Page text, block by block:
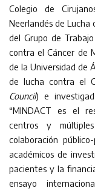
Colegio de
Neerlandés de Lucha
del Grupo de
contra el Cáncer de
de la Universidad de
de lucha contra el
Council) e
“MINDACT es el
centros y
colaboración
académicos de
pacientes y la
ensayo